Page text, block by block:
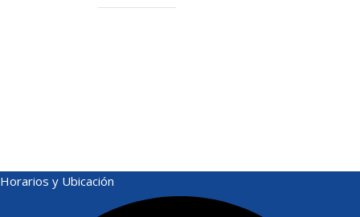
Horarios y Ubicación